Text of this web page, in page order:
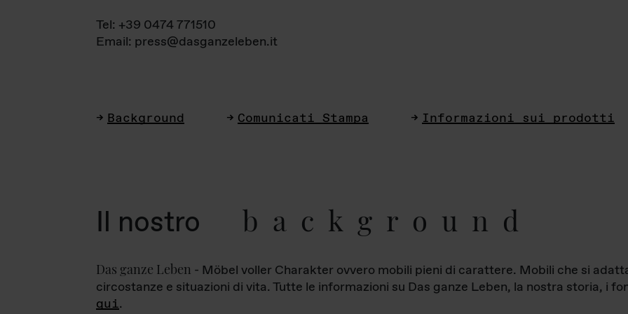
Tel: +39 0474 771510
Email: press@dasganzeleben.it
Background Comunicati Stampa Informazioni sui prodotti
Il nostro background
Das ganze Leben - Möbel voller Charakter ovvero mobili pieni di carattere. Mobili che si
circostanze e situazioni di vita. Tutte le informazioni su Das ganze Leben, la nostra storia, i
qui.